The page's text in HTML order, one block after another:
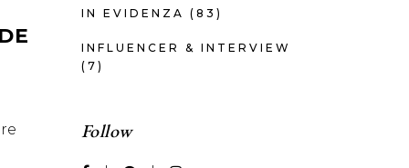
IN EVIDENZA (83)
INFLUENCER & INTERVIEW
(7)
Follow